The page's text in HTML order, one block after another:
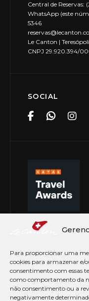
Para proporcionar uma
cookies para armazenar e/
consentimento com essas
como comportamento da
não consentimento ou a
negativamente
Central de Reservas:
WhatsApp (este
5346
Le Canton |
CNPJ 29.920.394/
SOCIAL
© Copyright